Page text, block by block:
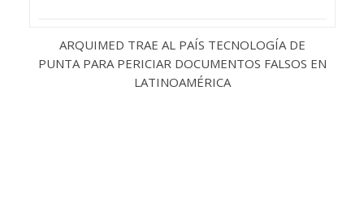
ARQUIMED TRAE AL PAÍS TECNOLOGÍA DE
PUNTA PARA PERICIAR DOCUMENTOS FALSOS EN
LATINOAMÉRICA